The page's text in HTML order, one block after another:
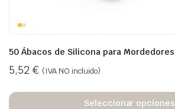
50 Ábacos de Silicona para Mordedores
5,52 € (IVA NO incluido)
Seleccionar opciones